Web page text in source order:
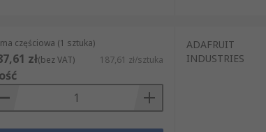
częściowa (1 sztuka)
zł(bez VAT) 187,61 zł/sztuka
ADAFRUIT
INDUSTRIES